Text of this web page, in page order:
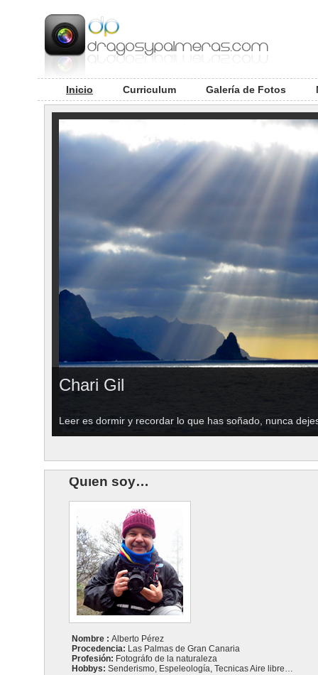
Inicio Curriculum Galería de Fotos
Chari Gil
Leer es dormir y recordar lo que has soñado, nunca
Quien soy…
Nombre : Alberto Pérez
Procedencia: Las Palmas de Gran Canaria
Profesión: Fotográfo de la naturaleza
Hobbys: Senderismo, Espeleología, Tecnicas Aire libre…